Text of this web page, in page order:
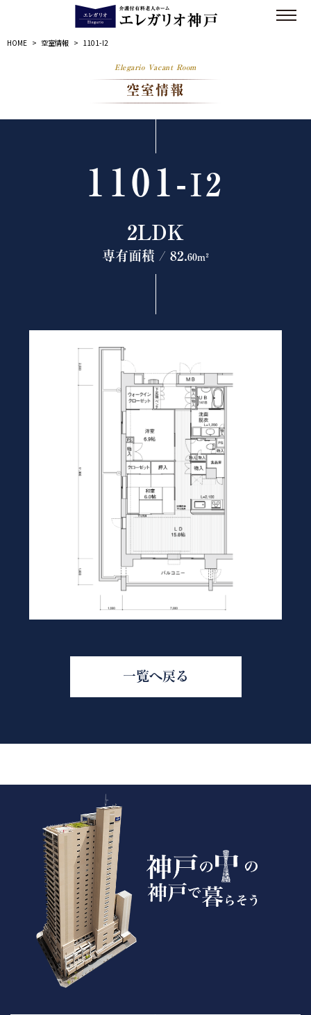
HOME > 空室情報 > 1101-I2
Elegario Vacant Room
空室情報
1101-I2
2LDK
専有面積 / 82.60m²
一覧へ戻る